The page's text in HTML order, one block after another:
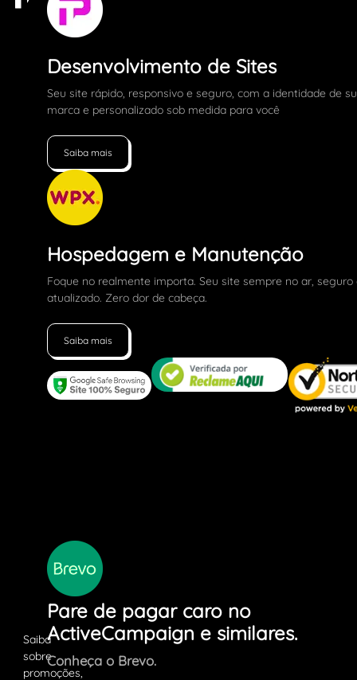
Desenvolvimento de Sites
Seu site rápido, responsivo e seguro, com a identidade de
marca e personalizado sob medida para você
Saiba mais
Hospedagem e Manutenção
Foque no realmente importa. Seu site sempre no ar, seguro
atualizado. Zero dor de cabeça.
Saiba mais
Pare de pagar caro no
ActiveCampaign e similares.
Conheça o Brevo.